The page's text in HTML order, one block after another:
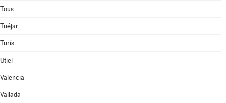
Tous
Tuéjar
Turís
Utiel
Valencia
Vallada